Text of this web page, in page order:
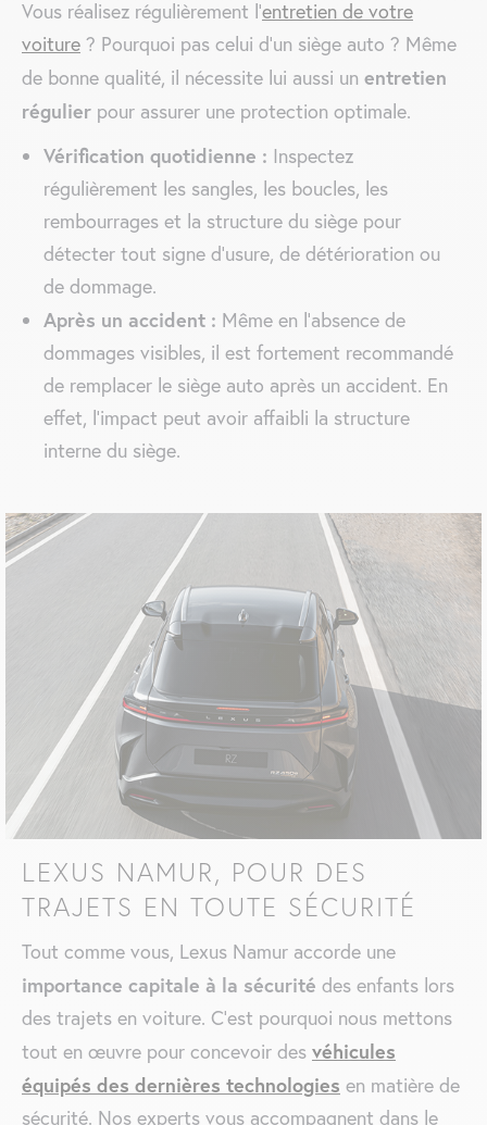
Vous réalisez régulièrement l’entretien de votre
voiture ? Pourquoi pas celui d’un siège auto ? Même
de bonne qualité, il nécessite lui aussi un entretien
régulier pour assurer une protection optimale.
Vérification quotidienne : Inspectez
régulièrement les sangles, les boucles, les
rembourrages et la structure du siège pour
détecter tout signe d’usure, de détérioration ou
de dommage.
Après un accident : Même en l’absence de
dommages visibles, il est fortement recommandé
de remplacer le siège auto après un accident. En
effet, l’impact peut avoir affaibli la structure
interne du siège.
LEXUS NAMUR, POUR DES
TRAJETS EN TOUTE SÉCURITÉ
Tout comme vous, Lexus Namur accorde une
importance capitale à la sécurité des enfants lors
des trajets en voiture. C’est pourquoi nous mettons
tout en œuvre pour concevoir des véhicules
équipés des dernières technologies en matière de
sécurité. Nos experts vous accompagnent dans le